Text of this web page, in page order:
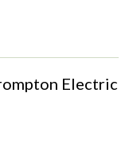
Electric